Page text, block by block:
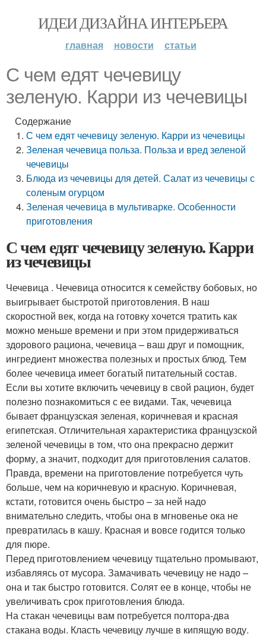
ИДЕИ ДИЗАЙНА ИНТЕРЬЕРА
главная новости статьи
С чем едят чечевицу
зеленую. Карри из чечевицы
Содержание
С чем едят чечевицу зеленую. Карри из чечевицы
Зеленая чечевица польза. Польза и вред зеленой
чечевицы
Блюда из чечевицы для детей. Салат из чечевицы с
соленым огурцом
Зеленая чечевица в мультиварке. Особенности
приготовления
С чем едят чечевицу зеленую. Карри
из чечевицы
Чечевица . Чечевица относится к семейству бобовых, но
выигрывает быстротой приготовления. В наш
скоростной век, когда на готовку хочется тратить как
можно меньше времени и при этом придерживаться
здорового рациона, чечевица – ваш друг и помощник,
ингредиент множества полезных и простых блюд. Тем
более чечевица имеет богатый питательный состав.
Если вы хотите включить чечевицу в свой рацион, будет
полезно познакомиться с ее видами. Так, чечевица
бывает французская зеленая, коричневая и красная
египетская. Отличительная характеристика французской
зеленой чечевицы в том, что она прекрасно держит
форму, а значит, подходит для приготовления салатов.
Правда, времени на приготовление потребуется чуть
больше, чем на коричневую и красную. Коричневая,
кстати, готовится очень быстро – за ней надо
внимательно следить, чтобы она в мгновенье ока не
превратилась в кашу. Красная и вовсе годится только
для пюре.
Перед приготовлением чечевицу тщательно промывают,
избавляясь от мусора. Замачивать чечевицу не надо –
она и так быстро готовится. Солят ее в конце, чтобы не
увеличивать срок приготовления блюда.
На стакан чечевицы вам потребуется полтора-два
стакана воды. Класть чечевицу лучше в кипящую воду.